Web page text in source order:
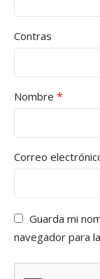
Contras
Nombre *
Correo
Guarda mi
navegador para